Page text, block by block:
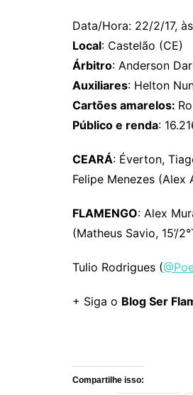
Data/Hora: 22/2/17,
Local: Castelão (CE)
​Árbitro: Anderson
Auxiliares: Helton
Cartões amarelos:
Público e renda:
CEARÁ: Éverton,
Felipe Menezes (Alex
FLAMENGO: Alex
(Matheus Savio, 15’/
Tulio Rodrigues (
+ Siga o Blog Ser
Compartilhe isso: